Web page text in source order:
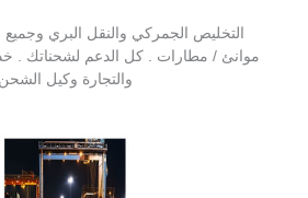
التخليص الجمركي والنقل البري
موانئ / مطارات . كل الدعم لشحناتك .
والتجارة وكيل الشحن.